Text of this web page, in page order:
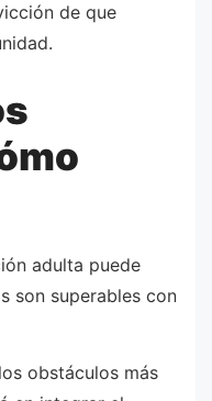
de que
adulta puede
son superables con
obstáculos más